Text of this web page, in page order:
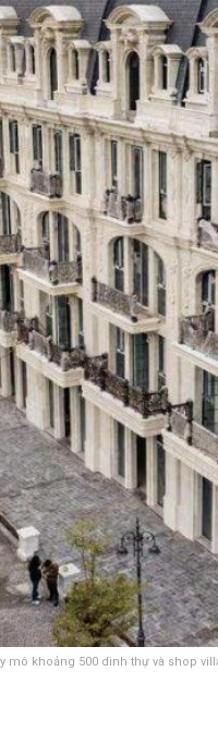
khoảng 500 dinh thự và